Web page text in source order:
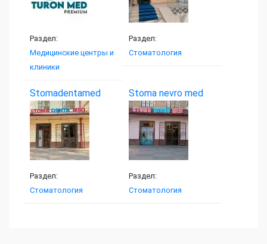
Раздел:
Медицинские центры и
клиники
Раздел:
Стоматология
Stomadentamed
Раздел:
Стоматология
Stoma nevro med
Раздел:
Стоматология